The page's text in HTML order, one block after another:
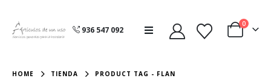
936 547 092
0
HOME TIENDA PRODUCT TAG - FLAN